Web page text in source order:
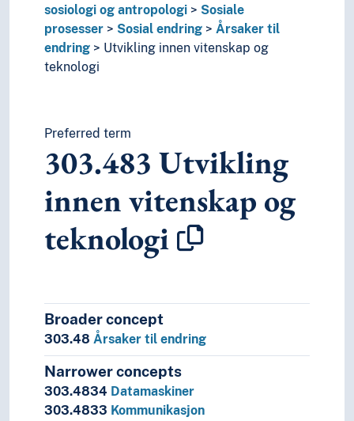
sosiologi og antropologi
Sosiale
prosesser
Sosial endring
Årsaker til
endring
Utvikling innen vitenskap og
teknologi
Preferred term
303.483 Utvikling
innen vitenskap og
teknologi
Broader concept
303.48 Årsaker til endring
Narrower concepts
303.4834 Datamaskiner
303.4833 Kommunikasjon